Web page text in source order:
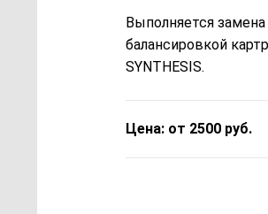
Выполняется
балансировкой
SYNTHESIS.
Цена: от 2500 руб.